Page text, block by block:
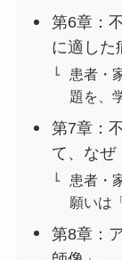
第6章：
に適した
患者・
題を、
第7章：
て、なぜ
患者・
願いは
第8章：